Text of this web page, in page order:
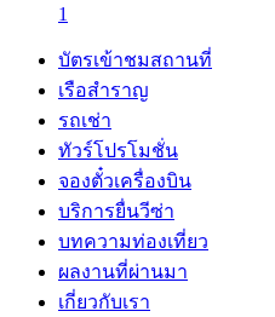
1
บัตรเข้าชมสถานที่
เรือสำราญ
รถเช่า
ทัวร์โปรโมชั่น
จองตั๋วเครื่องบิน
บริการยื่นวีซ่า
บทความท่องเที่ยว
ผลงานที่ผ่านมา
เกี่ยวกับเรา